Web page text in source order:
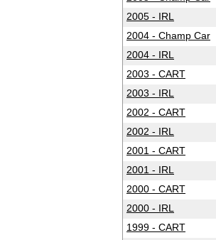
2005 - IRL
2004 - Champ Car
2004 - IRL
2003 - CART
2003 - IRL
2002 - CART
2002 - IRL
2001 - CART
2001 - IRL
2000 - CART
2000 - IRL
1999 - CART